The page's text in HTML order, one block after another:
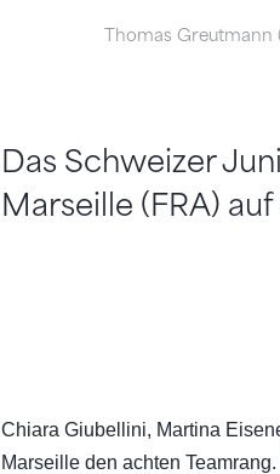
Thomas Greutmann
Das Schweizer
Marseille (FRA)
Chiara Giubellini, Martina
Marseille den achten